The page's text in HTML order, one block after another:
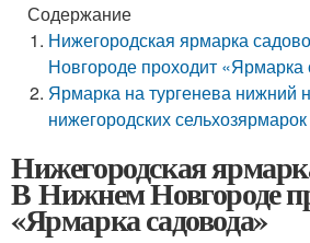
Содержание
Нижегородская ярмарка
Новгороде проходит «Ярмарка
Ярмарка на тургенева нижний
нижегородских
Нижегородская
В Нижнем Новгороде
«Ярмарка садовода»